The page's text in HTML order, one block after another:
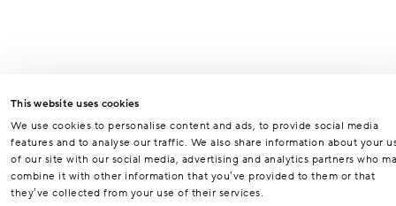
This website uses cookies
We use cookies to personalise content and ads, to provide social media
features and to analyse our traffic. We also share information about your
of our site with our social media, advertising and analytics partners who
combine it with other information that you’ve provided to them or that
they’ve collected from your use of their services.